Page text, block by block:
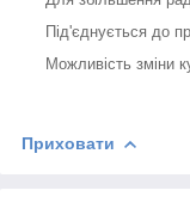
Під'єднується до
Можливість зміни
Приховати